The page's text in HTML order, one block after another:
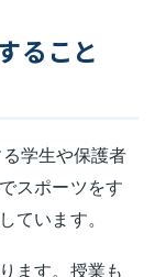
ること
学生や保護者
スポーツをす
ています。
ます。授業も